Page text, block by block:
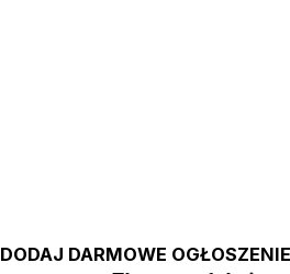
DODAJ DARMOWE OGŁOSZENIE